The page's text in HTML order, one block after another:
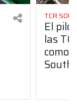
TCR
El
las
como
South